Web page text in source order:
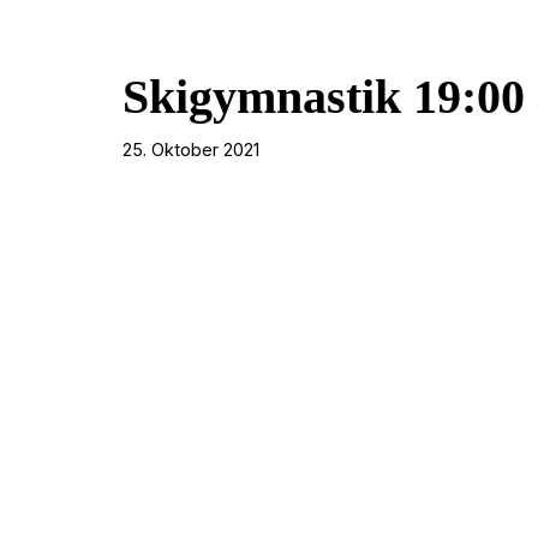
Skigymnastik 19:00
25. Oktober 2021